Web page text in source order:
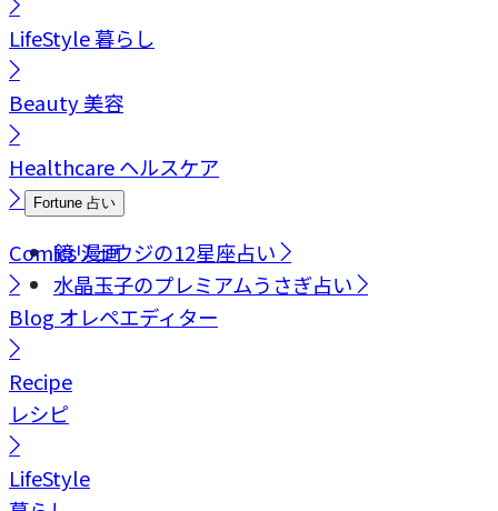
LifeStyle暮らし
Beauty美容
Healthcareヘルスケア
Fortune 占い
鏡リュウジの12星座占い
水晶玉子のプレミアムうさぎ占い
Comics漫画
Blog オレペエディター
Recipe
レシピ
LifeStyle